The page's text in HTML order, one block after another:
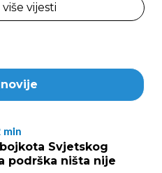
vijesti
min
Svjetskog
podrška ništa nije